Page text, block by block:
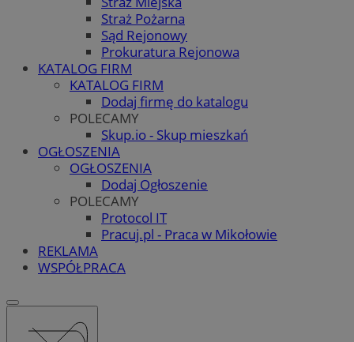
Straż Pożarna
Sąd Rejonowy
Prokuratura Rejonowa
KATALOG FIRM
KATALOG FIRM
Dodaj firmę do katalogu
POLECAMY
Skup.io - Skup mieszkań
OGŁOSZENIA
OGŁOSZENIA
Dodaj Ogłoszenie
POLECAMY
Protocol IT
Pracuj.pl - Praca w Mikołowie
REKLAMA
WSPÓŁPRACA